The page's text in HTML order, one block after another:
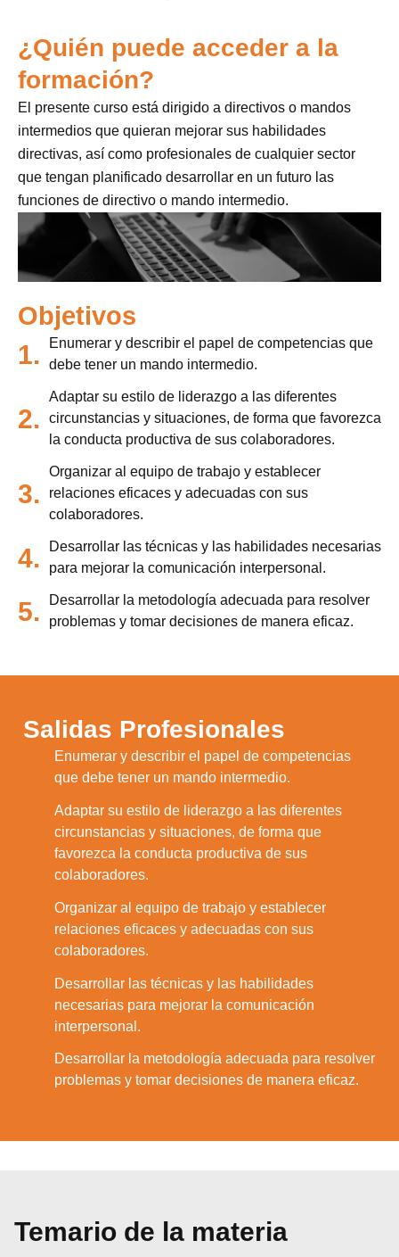
¿Quién puede acceder a la
formación?
El presente curso está dirigido a directivos o mandos
intermedios que quieran mejorar sus habilidades
directivas, así como profesionales de cualquier sector
que tengan planificado desarrollar en un futuro las
funciones de directivo o mando intermedio.
Objetivos
1.
Enumerar y describir el papel de competencias que
debe tener un mando intermedio.
2.
Adaptar su estilo de liderazgo a las diferentes
circunstancias y situaciones, de forma que favorezca
la conducta productiva de sus colaboradores.
3.
Organizar al equipo de trabajo y establecer
relaciones eficaces y adecuadas con sus
colaboradores.
4.
Desarrollar las técnicas y las habilidades necesarias
para mejorar la comunicación interpersonal.
5.
Desarrollar la metodología adecuada para resolver
problemas y tomar decisiones de manera eficaz.
Salidas Profesionales
Enumerar y describir el papel de competencias
que debe tener un mando intermedio.
Adaptar su estilo de liderazgo a las diferentes
circunstancias y situaciones, de forma que
favorezca la conducta productiva de sus
colaboradores.
Organizar al equipo de trabajo y establecer
relaciones eficaces y adecuadas con sus
colaboradores.
Desarrollar las técnicas y las habilidades
necesarias para mejorar la comunicación
interpersonal.
Desarrollar la metodología adecuada para resolver
problemas y tomar decisiones de manera eficaz.
Temario de la materia